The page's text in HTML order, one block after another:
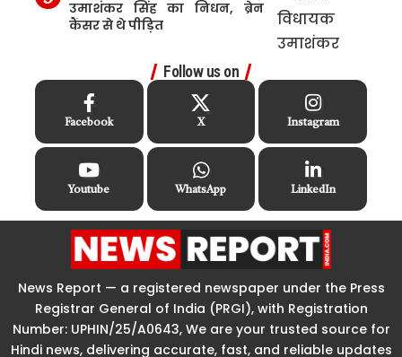
उमाशंकर सिंह का निधन, ब्रेन
कैंसर से थे पीड़ित
Follow us on
Facebook X Instagram
Youtube WhatsApp LinkedIn
News Report — a registered newspaper under the Press
Registrar General of India (PRGI), with Registration
Number: UPHIN/25/A0643, We are your trusted source for
Hindi news, delivering accurate, fast, and reliable updates